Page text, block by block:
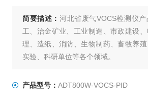
简要描述： 河北省废气VOCS检测仪
工、治金矿业、工业制造、市政建设
理、造纸、消防、生物制药、畜牧养
实验、科研单位等各个领域。
产品型号： ADT800W-VOCS-PID